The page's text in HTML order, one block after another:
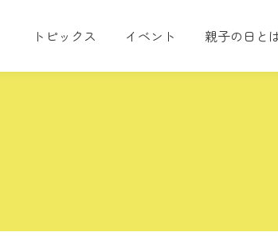
トピックス イベント 親子の日と